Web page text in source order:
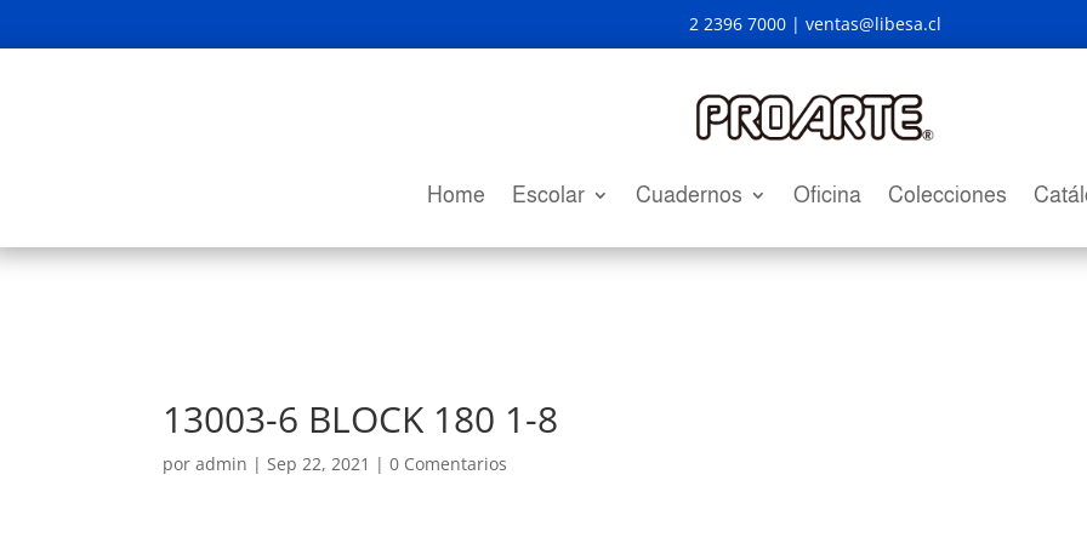
2 2396 7000 | ventas@libesa.cl
Home Escolar Cuadernos Oficina Colecciones
13003-6 BLOCK 180 1-8
poradmin | Sep 22, 2021 |0 Comentarios